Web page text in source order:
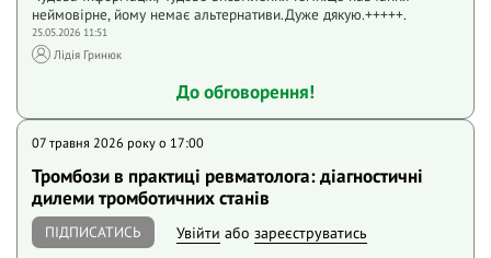
неймовірне, йому немає альтернативи.Дуже дякую.+++++.
25.05.2026 11:51
Лідія Гринюк
До обговорення!
07 травня 2026 року o 17:00
Тромбози в практиці ревматолога: діагностичні
дилеми тромботичних станів
ПІДПИСАТИСЬ Увійти або зареєструватись